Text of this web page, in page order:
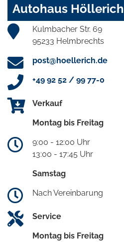
Autohaus Höllerich
Kulmbacher Str. 69
95233 Helmbrechts
post@hoellerich.de
+49 92 52 / 99 77-0
Verkauf
Montag bis Freitag
9:00 - 12:00 Uhr
13:00 - 17:45 Uhr
Samstag
Nach Vereinbarung
Service
Montag bis Freitag